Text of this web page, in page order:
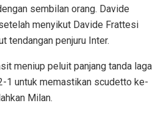
sembilan orang. Davide
menyikut Davide Frattesi
tendangan penjuru Inter.
meniup peluit panjang tanda laga
1 untuk memastikan scudetto ke-
Milan.